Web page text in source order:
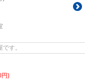
す。
円)